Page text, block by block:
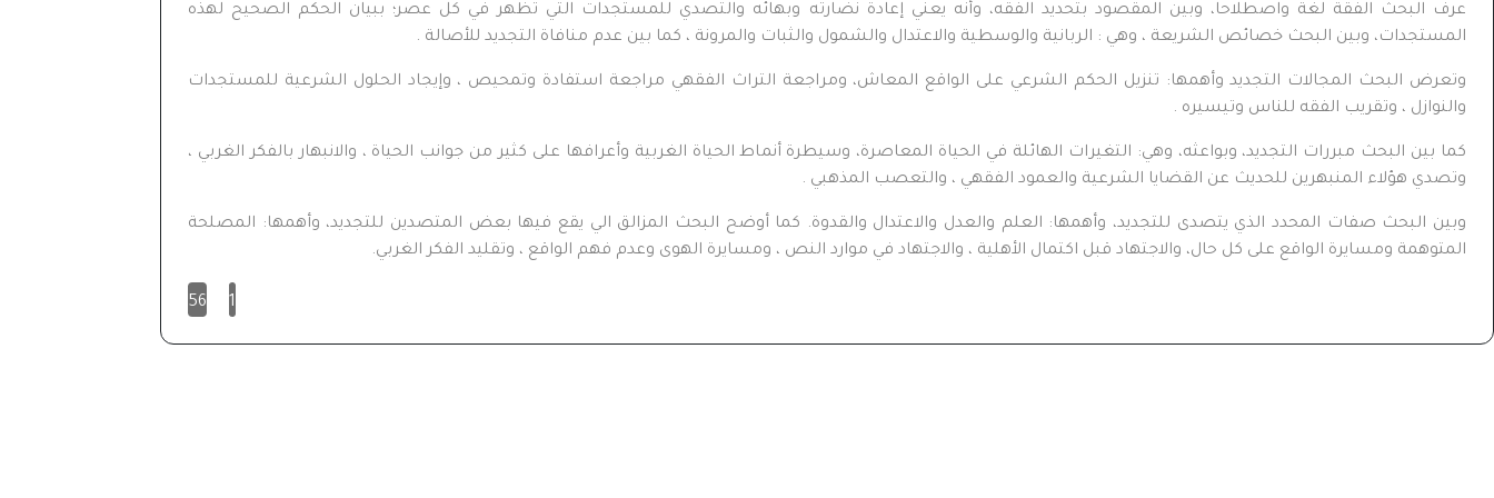
عرف البحث الفقة لغة واصطلاحا، وبين المقصود بتحديد الفقه، وأنه يعني إعادة نضارته وبهائه والتصدي للمستجدات التي تظهر في كل عصر؛ ببيان الحكم الصحيح لهذه
المستجدات، وبين البحث خصائص الشريعة ، وهي : الربانية والوسطية والاعتدال والشمول والثبات والمرونة ، كما بين عدم منافاة التجديد للأصالة .
وتعرض البحث المجالات التجديد وأهمها: تنزيل الحكم الشرعي على الواقع المعاش، ومراجعة التراث الفقهي مراجعة استفادة وتمحيص ، وإيجاد الحلول الشرعية للمستجدات
والنوازل ، وتقريب الفقه للناس وتيسيره .
كما بين البحث مبررات التجديد، وبواعثه، وهي: التغيرات الهائلة في الحياة المعاصرة، وسيطرة أنماط الحياة الغربية وأعرافها على كثير من جوانب الحياة ، والانبهار بالفكر الغربي ،
وتصدي هؤلاء المنبهرين للحديث عن القضايا الشرعية والعمود الفقهي ، والتعصب المذهبي .
وبين البحث صفات المحدد الذي يتصدى للتجديد، وأهمها: العلم والعدل والاعتدال والقدوة. كما أوضح البحث المزالق الي يقع فيها بعض المتصدين للتجديد، وأهمها: المصلحة
المتوهمة ومسايرة الواقع على كل حال، والاجتهاد قبل اكتمال الأهلية ، والاجتهاد في موارد النص ، ومسايرة الهوى وعدم فهم الواقع ، وتقليد الفكر الغربي.
1
56